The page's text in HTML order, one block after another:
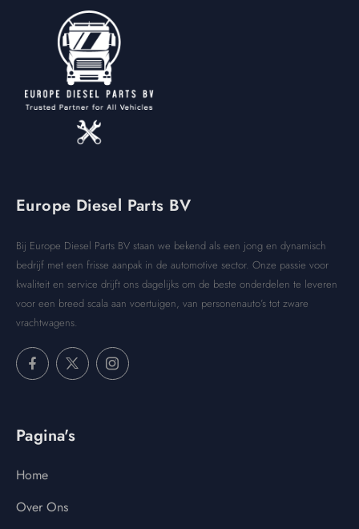
Europe Diesel Parts BV
Bij Europe Diesel Parts BV staan we bekend als een jong en dynamisch
bedrijf met een frisse aanpak in de automotive sector. Onze passie voor
kwaliteit en service drijft ons dagelijks om de beste onderdelen te leveren
voor een breed scala aan voertuigen, van personenauto’s tot zware
vrachtwagens.
Pagina's
Home
Over Ons